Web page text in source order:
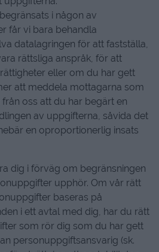
i någon av
får vi bara behandla
datalagringen för att fastställa,
rättsliga anspråk, för att
eller om du har gett
att meddela mottagarna som
oss att du har begärt en
av uppgifterna, såvida det
en oproportionerlig insats
dig i förväg om begränsningen
upphör. Om vår rätt
baseras på
i ett avtal med dig, har du rätt
som rör dig som du har gett
personuppgiftsansvarig (sk.